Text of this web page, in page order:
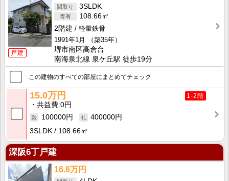
戸建
3SLDK
108.66㎡
2階建
軽量鉄骨
1991年1月
（築35年）
堺市南区高倉台
南海泉北線 泉ケ丘駅 徒歩19分
この建物のすべての部屋にまとめてチェック
1-2階
15.0万円
共益費 0円
100000円
400000円
3SLDK
108.66㎡
深阪6丁戸建
16.8万円